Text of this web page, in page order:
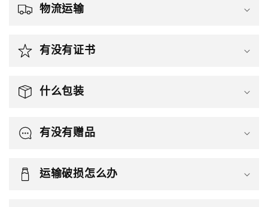
物流运输
有没有证书
什么包装
有没有赠品
运输破损怎么办